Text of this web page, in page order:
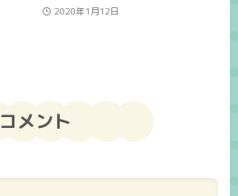
2020年1月12日
コメント